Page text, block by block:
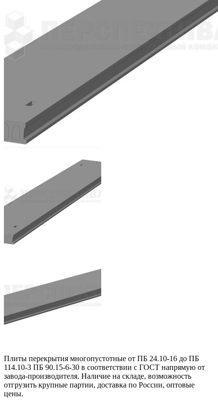
Плиты перекрытия многопустотные от ПБ 24.10-16 до ПБ
114.10-3 ПБ 90.15-6-30 в соответствии с ГОСТ напрямую от
завода-производителя. Наличие на складе, возможность
отгрузить крупные партии, доставка по России, оптовые
цены.